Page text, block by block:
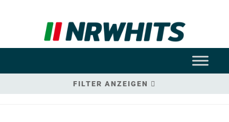
FILTER ANZEIGEN